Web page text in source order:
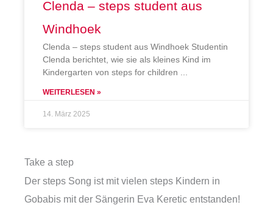
Clenda – steps student aus
Windhoek
Clenda – steps student aus Windhoek Studentin
Clenda berichtet, wie sie als kleines Kind im
Kindergarten von steps for children
WEITERLESEN »
14. März 2025
Take a step
Der steps Song ist mit vielen steps Kindern in
Gobabis mit der Sängerin Eva Keretic entstanden!